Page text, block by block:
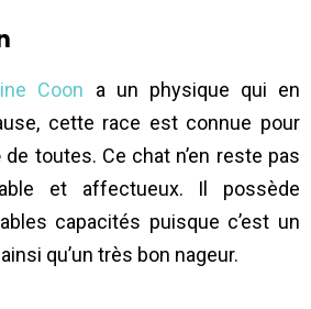
Coon a un physique qui en
cette race est connue pour
de toutes. Ce chat n’en reste pas
et affectueux. Il possède
capacités puisque c’est un
qu’un très bon nageur.